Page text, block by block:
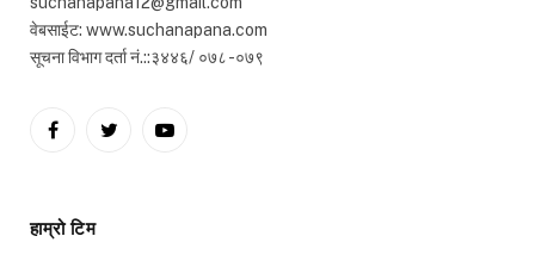
वेबसाईट: www.suchanapana.com
सूचना विभाग दर्ता नं.::३४४६/ ०७८ -०७९
FacebookTwitterYouTube
हाम्रो टिम